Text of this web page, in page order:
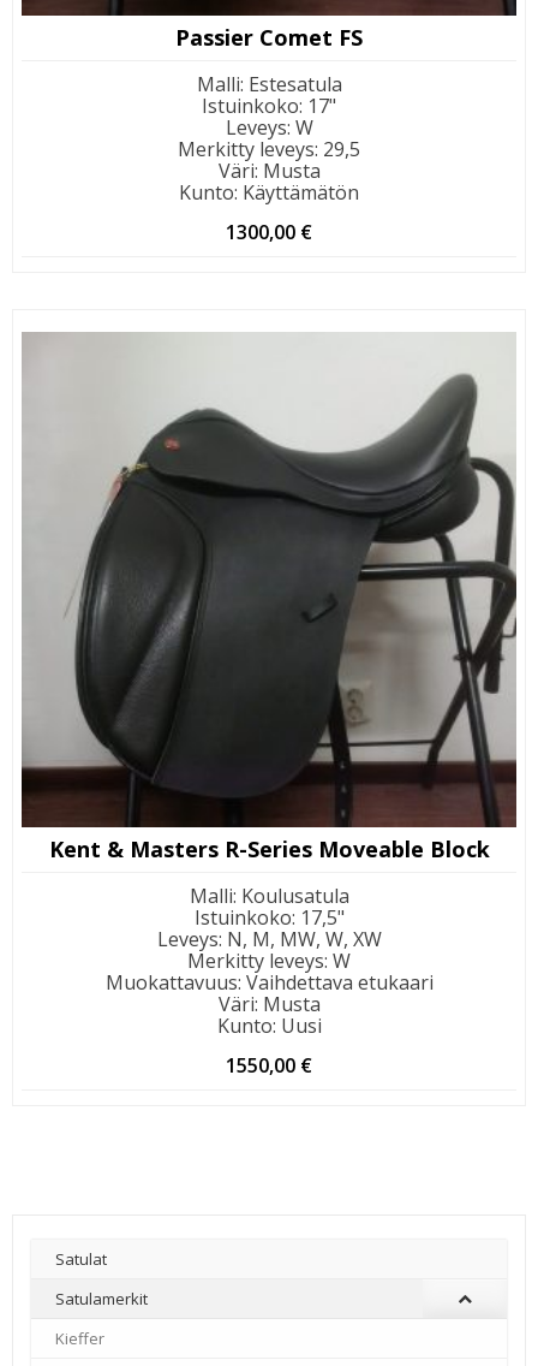
Passier Comet FS
Malli: Estesatula
Istuinkoko: 17"
Leveys: W
Merkitty leveys: 29,5
Väri: Musta
Kunto: Käyttämätön
1300,00 €
Kent & Masters R-Series Moveable Block
Malli: Koulusatula
Istuinkoko: 17,5"
Leveys: N, M, MW, W, XW
Merkitty leveys: W
Muokattavuus: Vaihdettava etukaari
Väri: Musta
Kunto: Uusi
1550,00 €
Satulat
Satulamerkit
Kieffer
–